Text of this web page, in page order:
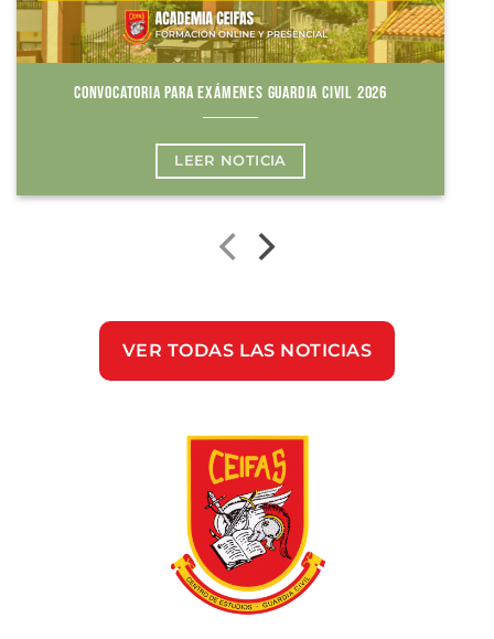
CONVOCATORIA PARA EXÁMENES GUARDIA CIVIL 2026
LEER NOTICIA
VER TODAS LAS NOTICIAS